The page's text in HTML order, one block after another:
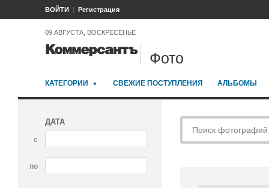
ВОЙТИ Регистрация
09 АВГУСТА, ВОСКРЕСЕНЬЕ
Фото
КАТЕГОРИИ СВЕЖИЕ ПОСТУПЛЕНИЯ АЛЬБОМЫ
ДАТА
с
по